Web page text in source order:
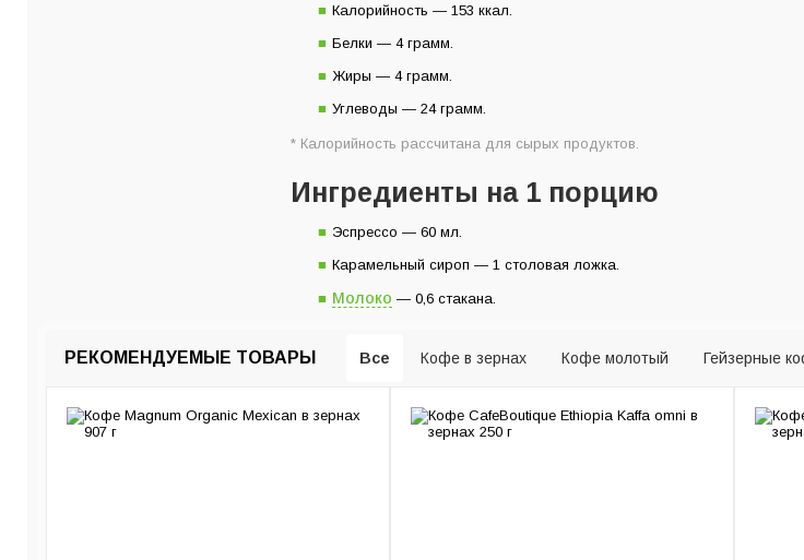
Калорийность — 153 ккал.
Белки — 4 грамм.
Жиры — 4 грамм.
Углеводы — 24 грамм.
* Калорийность рассчитана для сырых продуктов.
Ингредиенты на 1 порцию
Эспрессо — 60 мл.
Карамельный сироп — 1 столовая ложка.
Молоко — 0,6 стакана.
РЕКОМЕНДУЕМЫЕ ТОВАРЫ Все Кофе в зернах Кофе молотый Гейзерные
Кофемашины Пуроверы и серверы